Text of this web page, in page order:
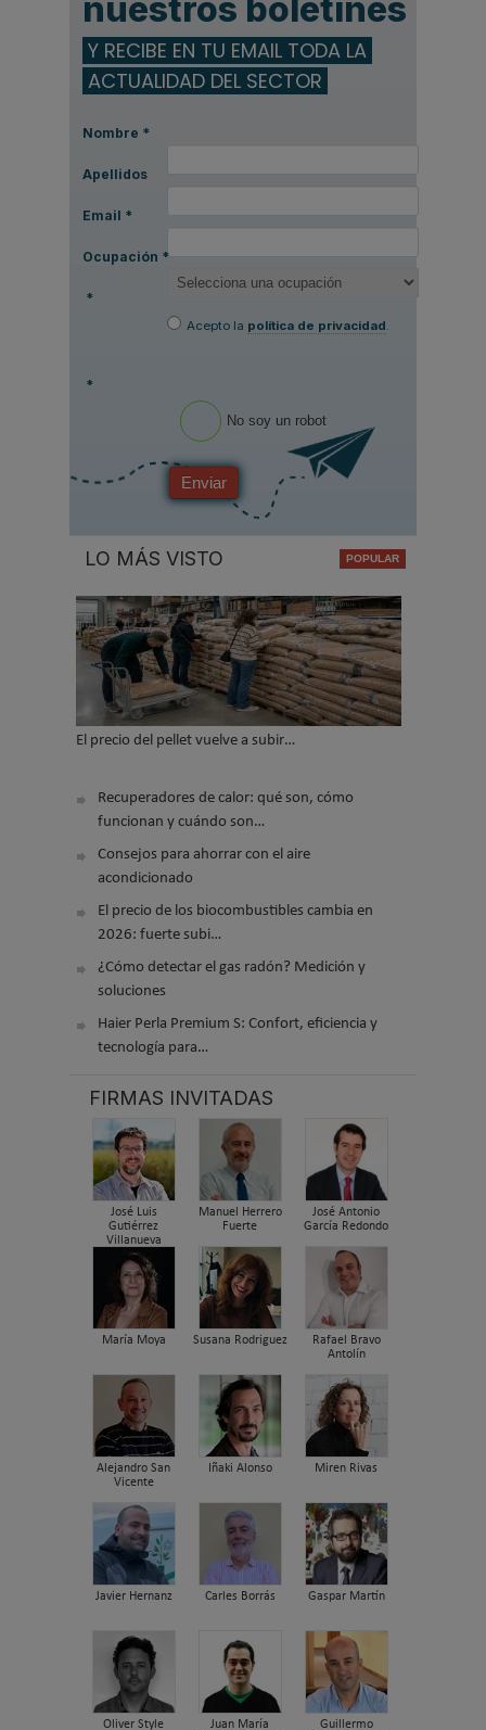
nuestros boletines
Y RECIBE EN TU EMAIL TODA LA
ACTUALIDAD DEL SECTOR
Nombre *
Apellidos
Email *
Ocupación *
*
Acepto la política de privacidad.
*
No soy un robot
Enviar
LO MÁS VISTO
El precio del pellet vuelve a subir…
Recuperadores de calor: qué son, cómo
funcionan y cuándo son…
Consejos para ahorrar con el aire
acondicionado
El precio de los biocombustibles cambia en
2026: fuerte subi…
¿Cómo detectar el gas radón? Medición y
soluciones
Haier Perla Premium S: Confort, eficiencia y
tecnología para…
FIRMAS INVITADAS
José Luis
Gutiérrez
Villanueva
Manuel Herrero
Fuerte
José Antonio
García Redondo
María Moya Susana Rodriguez
Rafael Bravo
Antolín
Alejandro San
Vicente
Iñaki Alonso Miren Rivas
Javier Hernanz Carles Borrás Gaspar Martín
Oliver Style
Juan María
Guillermo